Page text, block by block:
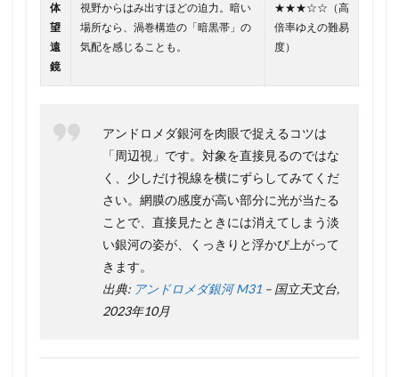
体
望
遠
鏡
視野からはみ出すほどの迫力。暗い
場所なら、渦巻構造の「暗黒帯」の
気配を感じることも。
★★★☆☆（高
倍率ゆえの難易
度）
アンドロメダ銀河を肉眼で捉えるコツは
「周辺視」です。対象を直接見るのではな
く、少しだけ視線を横にずらしてみてくだ
さい。網膜の感度が高い部分に光が当たる
ことで、直接見たときには消えてしまう淡
い銀河の姿が、くっきりと浮かび上がって
きます。
出典: アンドロメダ銀河 M31 – 国立天文台,
2023年10月